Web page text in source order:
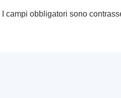
I campi obbligatori sono